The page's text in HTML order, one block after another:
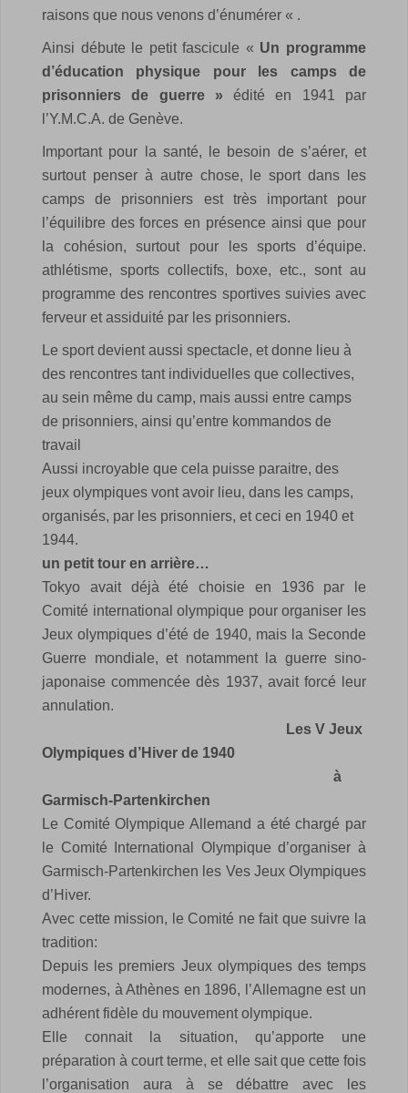
raisons que nous venons d’énumérer « .
Ainsi débute le petit fascicule « Un programme
d’éducation physique pour les camps de
prisonniers de guerre » édité en 1941 par
l’Y.M.C.A. de Genève.
Important pour la santé, le besoin de s’aérer, et
surtout penser à autre chose, le sport dans les
camps de prisonniers est très important pour
l’équilibre des forces en présence ainsi que pour
la cohésion, surtout pour les sports d’équipe.
athlétisme, sports collectifs, boxe, etc., sont au
programme des rencontres sportives suivies avec
ferveur et assiduité par les prisonniers.
Le sport devient aussi spectacle, et donne lieu à
des rencontres tant individuelles que collectives,
au sein même du camp, mais aussi entre camps
de prisonniers, ainsi qu’entre kommandos de
travail
Aussi incroyable que cela puisse paraitre, des
jeux olympiques vont avoir lieu, dans les camps,
organisés, par les prisonniers, et ceci en 1940 et
1944.
un petit tour en arrière…
Tokyo avait déjà été choisie en 1936 par le
Comité international olympique pour organiser les
Jeux olympiques d’été de 1940, mais la Seconde
Guerre mondiale, et notamment la guerre sino-
japonaise commencée dès 1937, avait forcé leur
annulation.
Les V Jeux
Olympiques d’Hiver de 1940
à
Garmisch-Partenkirchen
Le Comité Olympique Allemand a été chargé par
le Comité International Olympique d’organiser à
Garmisch-Partenkirchen les Ves Jeux Olympiques
d’Hiver.
Avec cette mission, le Comité ne fait que suivre la
tradition:
Depuis les premiers Jeux olympiques des temps
modernes, à Athènes en 1896, l’Allemagne est un
adhérent fidèle du mouvement olympique.
Elle connait la situation, qu’apporte une
préparation à court terme, et elle sait que cette fois
l’organisation aura à se débattre avec les